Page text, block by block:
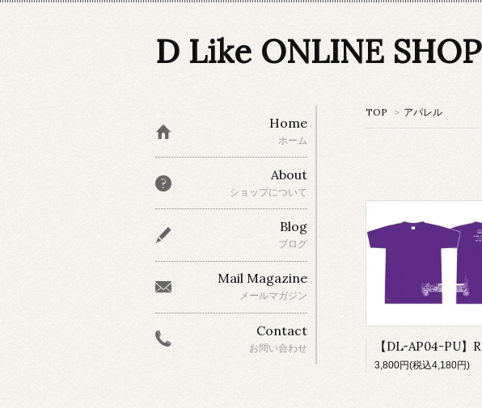
D Like ONLINE SHOP
TOP > アパレル
3,800円(税込4,180円)
Home
ホーム
About
ショップについて
Blog
ブログ
Mail Magazine
メールマガジン
Contact
お問い合わせ